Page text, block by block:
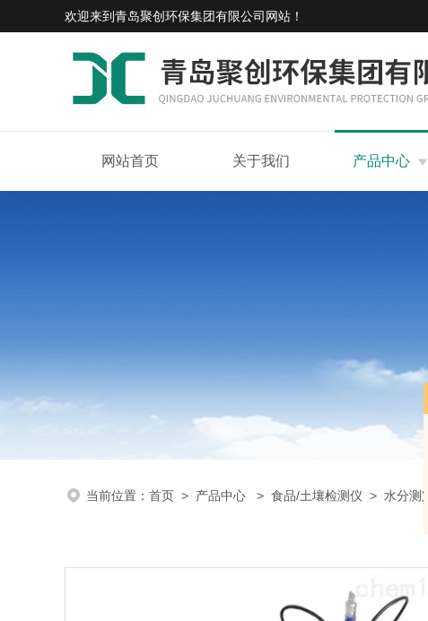
欢迎来到青岛聚创环保集团有限公司网站 ！
网站首页 关于我们 产品中心
当前位置： 首页 > 产品中心 > 食品/土壤检测仪 > 水分测定